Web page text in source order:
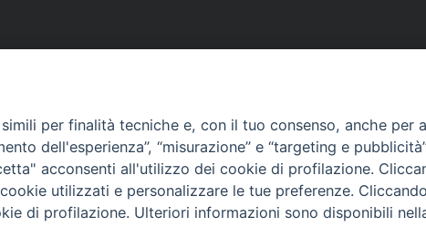
per finalità tecniche e, con il tuo consenso, anche per
dell'esperienza”, “misurazione” e “targeting e
acconsenti all'utilizzo dei cookie di profilazione.
utilizzati e personalizzare le tue preferenze.
di profilazione. Ulteriori informazioni sono disponibili